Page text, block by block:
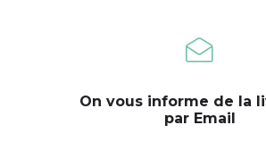
On vous informe de la
par Email